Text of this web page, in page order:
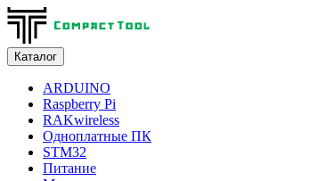
Каталог
ARDUINO
Raspberry Pi
RAKwireless
Одноплатные ПК
STM32
Питание